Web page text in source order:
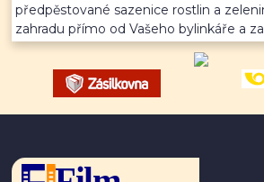
předpěstované sazenice rostlin a
zahradu přímo od Vašeho bylinkáře a